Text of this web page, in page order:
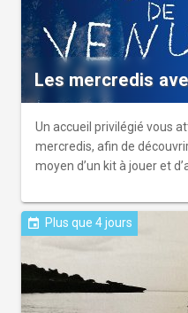
l'inondation en parcourant
part pour y apporter l'eau
douces, salées ou
siècl et remise en
assèchent le sol du delta.
du Rhône baisse, les sols
humaines de s'adapter et
Les mercredis
Un accueil privilégié vous
mercredis, afin de
moyen d’un kit à jouer et
event Plus que 4 jours